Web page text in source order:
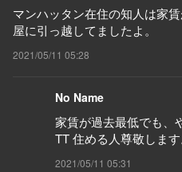
マンハッタン在住の知人は家
屋に引っ越してましたよ。
2021/05/11 05:28
No Name
家賃が過去最低でも、
TT 住める人尊敬します
2021/05/11 05:31